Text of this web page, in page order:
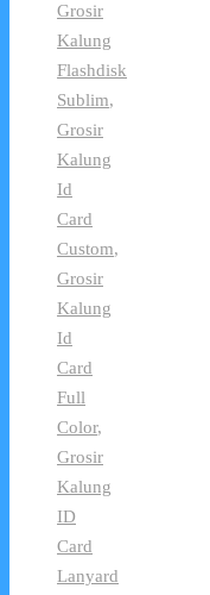
Grosir
Kalung
Flashdisk
Sublim,
Grosir
Kalung
Id
Card
Custom,
Grosir
Kalung
Id
Card
Full
Color,
Grosir
Kalung
ID
Card
Lanyard